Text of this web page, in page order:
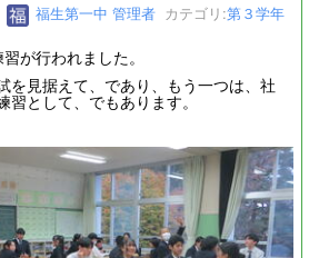
福生第一中 管理者 カテゴリ:第３学年
が行われました。
を見据えて、であり、もう一つは、社
習として、でもあります。